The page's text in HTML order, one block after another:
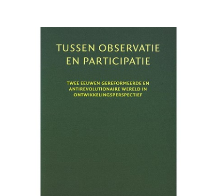
Revolutionaire niet-gewelddadige liefde 31. Verzoening is
voor een kind? 33. Toon ons de Vader en het is ons
genoeg. Preek over Johannes 14:8 34. Als iemand die dient.
Preek over Lucas 22:27 35. De gelijkenis van de talenten.
Preek over Matteüs 25:14-30 Bibliografie van publicaties
van en over Sjouke Voolstra: Publicaties van Sjouke
Voolstra; Publicaties over Sjouke Voolstra Register van